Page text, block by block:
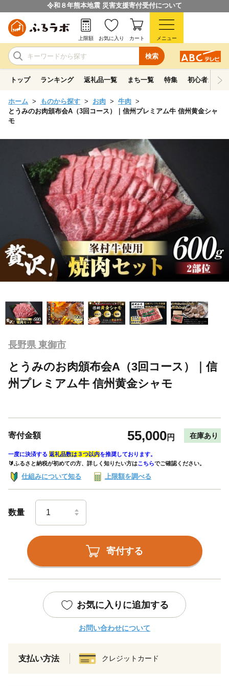
令和８年熊本地震 災害支援寄付受付について
検索
上限額 お気に入り カート メニュー
トップ ランキング 返礼品一覧 まち一覧 特集 初心者ガイド
ホーム ものから探す お肉
牛肉
とうみのお肉頒布会A（3回コース）｜信州プレミアム牛 信州黄金シャ
モ
長野県 東御市
とうみのお肉頒布会A（3回コース）｜信
州プレミアム牛 信州黄金シャモ
寄付金額 55,000円 在庫あり
一度に決済する 返礼品数は３つ以内を推奨しております。
🔰ふるさと納税が初めての方、詳しく知りたい方はこちらでご確認ください。
仕組みについて知る 上限額を調べる
数量
寄付する
お気に入りに追加する
お問い合わせについて
支払い方法 クレジットカード